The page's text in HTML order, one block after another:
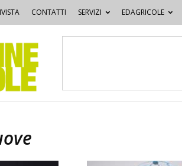
CONTATTI SERVIZI EDAGRICOLE